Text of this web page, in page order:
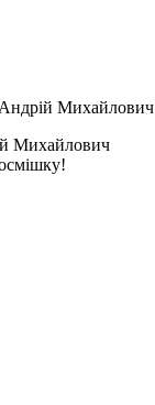
Андрій Михайлович
Михайлович